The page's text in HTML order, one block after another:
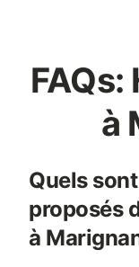
à
Quels
proposés
à